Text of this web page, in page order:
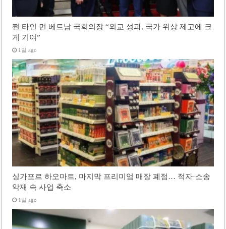
쩐 타인 먼 베트남 국회의장 “외교 성과, 국가 위상 제고에 크
게 기여”
1일 ago
싱가포르 하오마트, 마지막 프리미엄 매장 폐점… 적자·소송
악재 속 사업 축소
1일 ago